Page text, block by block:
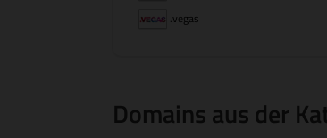
.vegas
Domains aus der